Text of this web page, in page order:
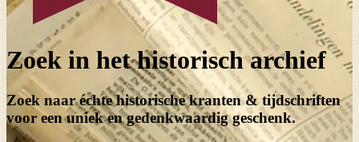
Zoek in het historisch archief
Zoek naaréchtehistorische kranten & tijdschriften
voor een uniek en gedenkwaardig geschenk.